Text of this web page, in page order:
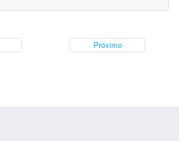
Próximo